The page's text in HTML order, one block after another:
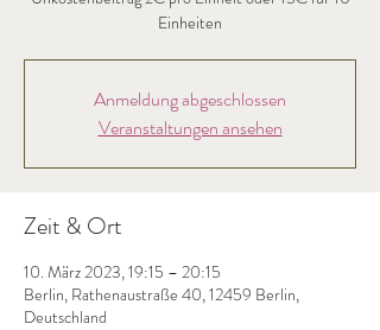
Anmeldung abgeschlossen
Veranstaltungen ansehen
Zeit & Ort
10. März 2023, 19:15 – 20:15
Berlin, Rathenaustraße 40, 12459 Berlin,
Deutschland